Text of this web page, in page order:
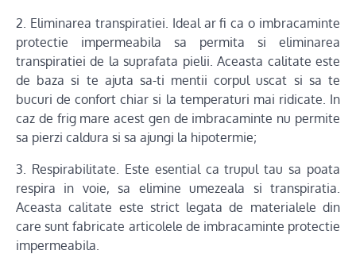
2. Eliminarea transpiratiei. Ideal ar fi ca o imbracaminte
protectie impermeabila sa permita si eliminarea
transpiratiei de la suprafata pielii. Aceasta calitate este
de baza si te ajuta sa-ti mentii corpul uscat si sa te
bucuri de confort chiar si la temperaturi mai ridicate. In
caz de frig mare acest gen de imbracaminte nu permite
sa pierzi caldura si sa ajungi la hipotermie;
3. Respirabilitate. Este esential ca trupul tau sa poata
respira in voie, sa elimine umezeala si transpiratia.
Aceasta calitate este strict legata de materialele din
care sunt fabricate articolele de imbracaminte protectie
impermeabila.